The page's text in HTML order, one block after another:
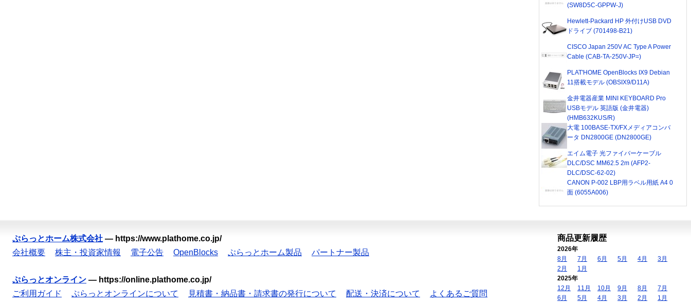
(SW8D5C-GPPW-J)
Hewlett-Packard HP 外付けUSB DVD
ドライブ (701498-B21)
CISCO Japan 250V AC Type A Power
Cable (CAB-TA-250V-JP=)
PLAT'HOME OpenBlocks IX9 Debian
11搭載モデル (OBSIX9/D11A)
金井電器産業 MINI KEYBOARD Pro
USBモデル 英語版 (金井電器)
(HMB632KUS/R)
大電 100BASE-TX/FXメディアコンバ
ータ DN2800GE (DN2800GE)
エイム電子 光ファイバーケーブル
DLC/DSC MM62.5 2m (AFP2-
DLC/DSC-62-02)
CANON P-002 LBP用ラベル用紙 A4 0
面 (6055A006)
ぷらっとホーム株式会社 — https://www.plathome.co.jp/
会社概要
株主・投資家情報 電子公告 OpenBlocks ぷらっとホーム製品 パートナー製品
ぷらっとオンライン — https://online.plathome.co.jp/
ご利用ガイド
ぷらっとオンラインについて 見積書・納品書・請求書の発行について 配送・決済について
よくあるご質問
商品更新履歴
2026年
8月
7月 6月 5月 4月
3月
2月
1月
2025年
12月
11月 10月 9月 8月
7月
6月
5月 4月 3月 2月
1月